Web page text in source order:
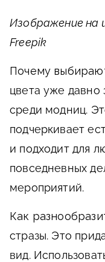
Изображение на
Freepik
Почему
цвета уже давно
среди модниц.
подчеркивает
и подходит для
повседневных
мероприятий.
Как
стразы. Это
вид.